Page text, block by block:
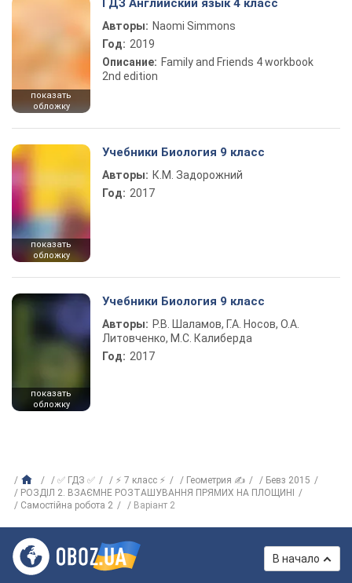
показать
обложку
ГДЗ Английский язык 4 класс
Авторы: Naomi Simmons
Год: 2019
Описание: Family and Friends 4 workbook
2nd edition
показать
обложку
Учебники Биология 9 класс
Авторы: К.М. Задорожний
Год: 2017
показать
обложку
Учебники Биология 9 класс
Авторы: Р.В. Шаламов, Г.А. Носов, О.А.
Литовченко, М.С. Калиберда
Год: 2017
✅ ГДЗ ✅ ⚡ 7 класс ⚡ Геометрия ✍
Бевз 2015
РОЗДІЛ 2. ВЗАЄМНЕ РОЗТАШУВАННЯ ПРЯМИХ НА ПЛОЩИНІ
Самостійна робота 2
Варіант 2
В начало